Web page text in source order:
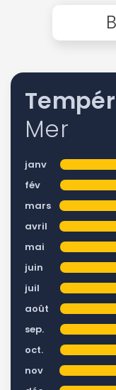
Mer
janv
fév
mars
avril
mai
juin
juil
août
sep.
oct.
nov